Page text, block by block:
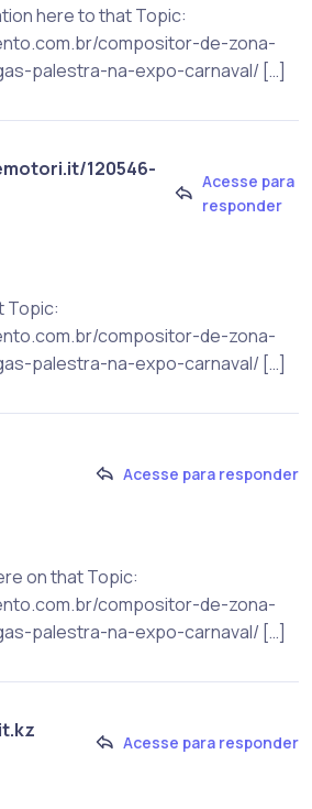
here to that Topic:
compositor-de-zona-
palestra-na-expo-carnaval/ […]
120546-
Acesse para
responder
Topic:
compositor-de-zona-
palestra-na-expo-carnaval/ […]
Acesse para responder
on that Topic:
compositor-de-zona-
palestra-na-expo-carnaval/ […]
Acesse para responder